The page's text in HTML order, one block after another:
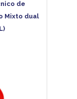
de
Mixto dual